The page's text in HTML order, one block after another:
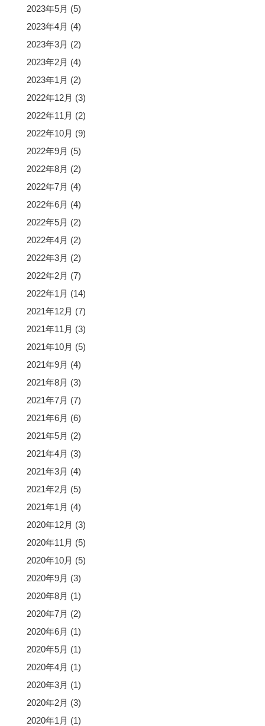
2023年5月 (5)
2023年4月 (4)
2023年3月 (2)
2023年2月 (4)
2023年1月 (2)
2022年12月 (3)
2022年11月 (2)
2022年10月 (9)
2022年9月 (5)
2022年8月 (2)
2022年7月 (4)
2022年6月 (4)
2022年5月 (2)
2022年4月 (2)
2022年3月 (2)
2022年2月 (7)
2022年1月 (14)
2021年12月 (7)
2021年11月 (3)
2021年10月 (5)
2021年9月 (4)
2021年8月 (3)
2021年7月 (7)
2021年6月 (6)
2021年5月 (2)
2021年4月 (3)
2021年3月 (4)
2021年2月 (5)
2021年1月 (4)
2020年12月 (3)
2020年11月 (5)
2020年10月 (5)
2020年9月 (3)
2020年8月 (1)
2020年7月 (2)
2020年6月 (1)
2020年5月 (1)
2020年4月 (1)
2020年3月 (1)
2020年2月 (3)
2020年1月 (1)